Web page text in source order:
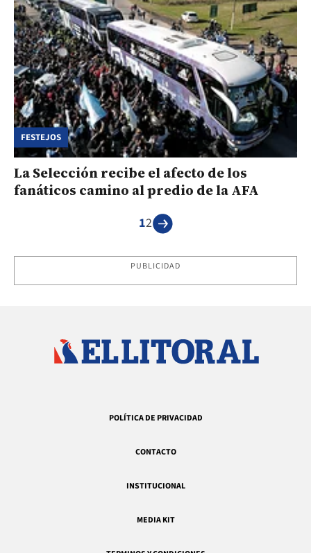
FESTEJOS
La Selección recibe el afecto de los
fanáticos camino al predio de la AFA
12
PUBLICIDAD
POLÍTICA DE PRIVACIDAD
CONTACTO
INSTITUCIONAL
MEDIA KIT